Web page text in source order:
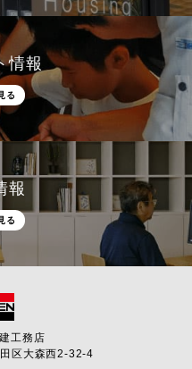
情報
る
報
る
工務店
区大森西2-32-4